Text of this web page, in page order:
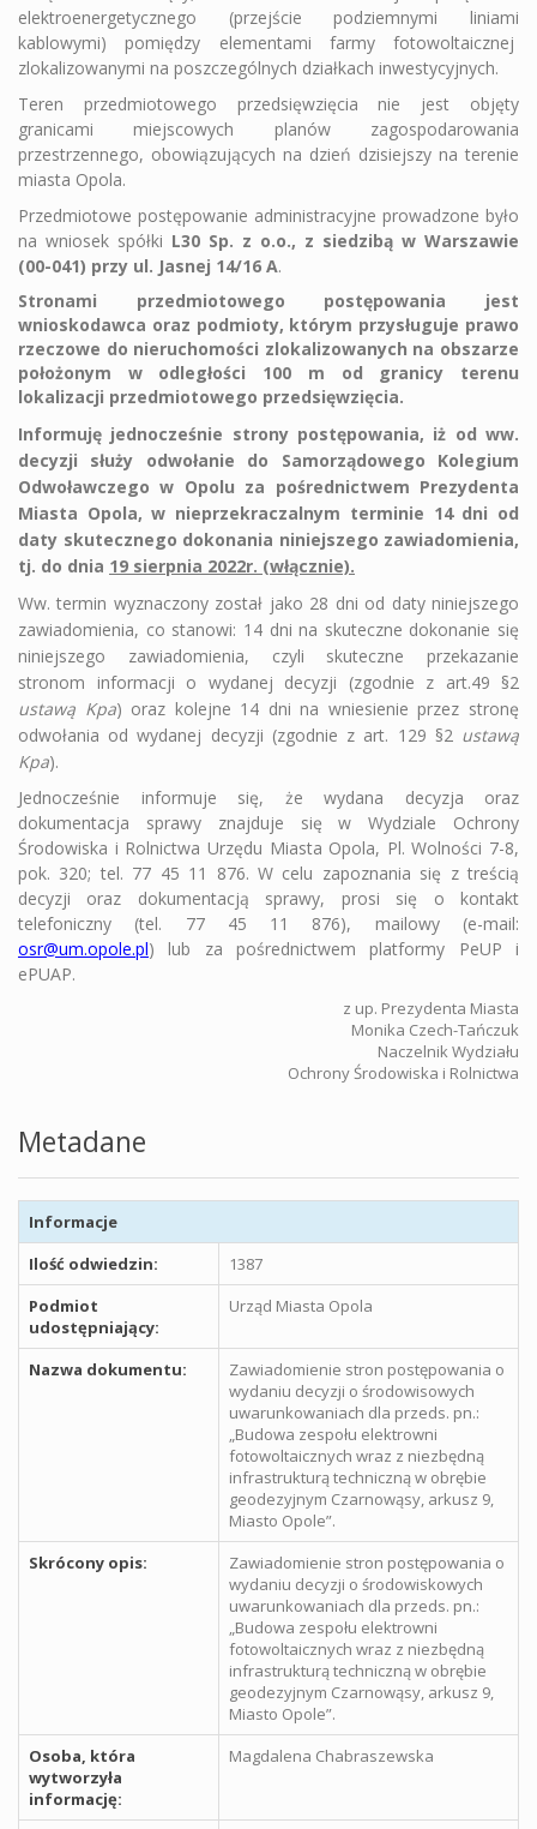
elektroenergetycznego (przejście podziemnymi liniami
kablowymi) pomiędzy elementami farmy fotowoltaicznej
zlokalizowanymi na poszczególnych działkach inwestycyjnych.
Teren przedmiotowego przedsięwzięcia nie jest objęty
granicami miejscowych planów zagospodarowania
przestrzennego, obowiązujących na dzień dzisiejszy na terenie
miasta Opola.
Przedmiotowe postępowanie administracyjne prowadzone było
na wniosek spółki L30 Sp. z o.o., z siedzibą w Warszawie
(00-041) przy ul. Jasnej 14/16 A.
Stronami przedmiotowego postępowania jest
wnioskodawca oraz podmioty, którym przysługuje prawo
rzeczowe do nieruchomości zlokalizowanych na obszarze
położonym w odległości 100 m od granicy terenu
lokalizacji przedmiotowego przedsięwzięcia.
Informuję jednocześnie strony postępowania, iż od ww.
decyzji służy odwołanie do Samorządowego Kolegium
Odwoławczego w Opolu za pośrednictwem Prezydenta
Miasta Opola, w nieprzekraczalnym terminie 14 dni od
daty skutecznego dokonania niniejszego zawiadomienia,
tj. do dnia 19 sierpnia 2022r. (włącznie).
Ww. termin wyznaczony został jako 28 dni od daty niniejszego
zawiadomienia, co stanowi: 14 dni na skuteczne dokonanie się
niniejszego zawiadomienia, czyli skuteczne przekazanie
stronom informacji o wydanej decyzji (zgodnie z art.49 §2
ustawą Kpa) oraz kolejne 14 dni na wniesienie przez stronę
odwołania od wydanej decyzji (zgodnie z art. 129 §2 ustawą
Kpa).
Jednocześnie informuje się, że wydana decyzja oraz
dokumentacja sprawy znajduje się w Wydziale Ochrony
Środowiska i Rolnictwa Urzędu Miasta Opola, Pl. Wolności 7-8,
pok. 320; tel. 77 45 11 876. Wcelu zapoznania się z treścią
decyzji oraz dokumentacją sprawy, prosi się o kontakt
telefoniczny
(tel. 77 45 11 876), mailowy (e-mail:
osr@um.opole.pl)lub za pośrednictwem platformy PeUP i
ePUAP.
z up. Prezydenta Miasta
Monika Czech-Tańczuk
Naczelnik Wydziału
Ochrony Środowiska i Rolnictwa
Metadane
Informacje
Ilość odwiedzin:
1387
Podmiot
udostępniający:
Urząd Miasta Opola
Nazwa dokumentu:
Zawiadomienie stron postępowania o
wydaniu decyzji o środowisowych
uwarunkowaniach dla przeds. pn.:
„Budowa zespołu elektrowni
fotowoltaicznych wraz z niezbędną
infrastrukturą techniczną w obrębie
geodezyjnym Czarnowąsy, arkusz 9,
Miasto Opole”.
Skrócony opis:
Zawiadomienie stron postępowania o
wydaniu decyzji o środowiskowych
uwarunkowaniach dla przeds. pn.:
„Budowa zespołu elektrowni
fotowoltaicznych wraz z niezbędną
infrastrukturą techniczną w obrębie
geodezyjnym Czarnowąsy, arkusz 9,
Miasto Opole”.
Osoba, która
wytworzyła
informację:
Magdalena Chabraszewska